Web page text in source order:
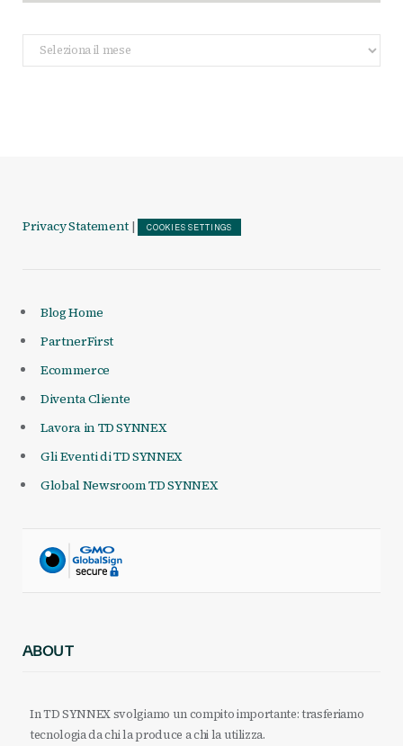
Archivio
Articoli
Privacy Statement | COOKIES SETTINGS
Blog Home
PartnerFirst
Ecommerce
Diventa Cliente
Lavora in TD SYNNEX
Gli Eventi di TD SYNNEX
Global Newsroom TD SYNNEX
ABOUT
In TD SYNNEX svolgiamo un compito importante: trasferiamo
tecnologia da chi la produce a chi la utilizza.